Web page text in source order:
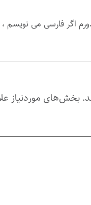
اگر فارسی می
بخش‌های موردنیاز